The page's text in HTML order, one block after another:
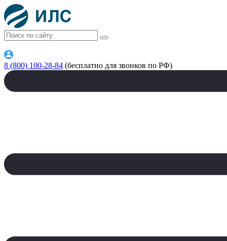
8 (800) 100-28-84 (бесплатно для звонков по РФ)